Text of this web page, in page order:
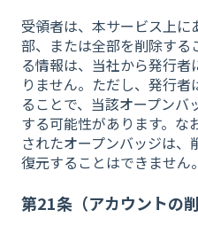
受領者は、本サービス上
部、または全部を削除する
る情報は、当社から発行
りません。ただし、発行
ることで、当該オープン
する可能性があります。
されたオープンバッジは
復元することはできません。
第21条（アカウントの削